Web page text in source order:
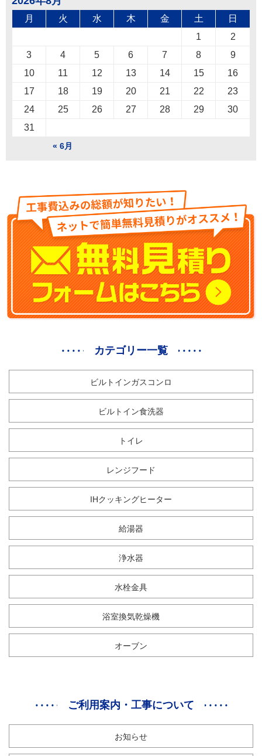
月 火 水 木 金 土 日
« 6月
1
2
3
4 5 6 7 8
9
10
11 12 13 14 15
16
17
18 19 20 21 22
23
24
25 26 27 28 29
30
31
カテゴリー一覧
ビルトインガスコンロ
ビルトイン食洗器
トイレ
レンジフード
IHクッキングヒーター
給湯器
浄水器
水栓金具
浴室換気乾燥機
オーブン
ご利用案内・工事について
お知らせ